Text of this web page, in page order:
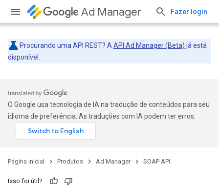
Ad Manager Fazer login
Procurando uma API REST? A API Ad Manager (Beta) já está
disponível.
O Google usa tecnologia de IA na tradução de conteúdos para seu
idioma de preferência. As traduções com IA podem ter erros.
Página inicial Produtos Ad Manager SOAP API
Isso foi útil?